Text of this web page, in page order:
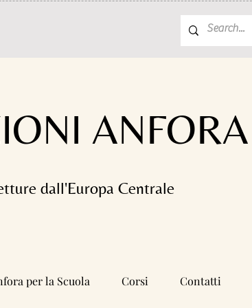
ANFORA
dall'Europa Centrale
per la Scuola Corsi Contatti